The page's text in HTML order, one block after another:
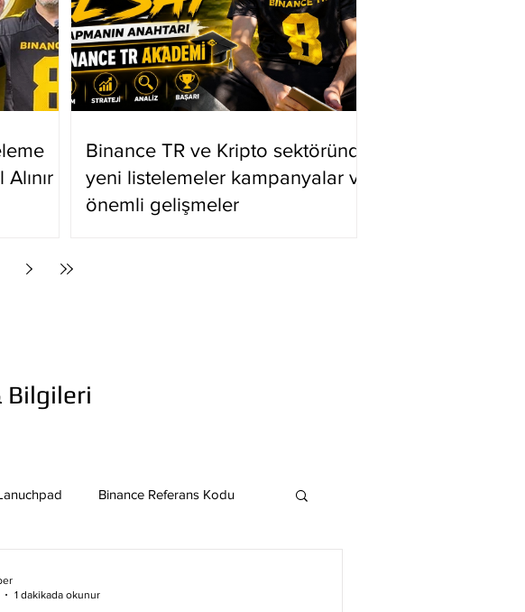
Binance TR ve Kripto sektöründe
yeni listelemeler kampanyalar ve
önemli gelişmeler
Bilgileri
Binance Referans Kodu
1 dakikada okunur